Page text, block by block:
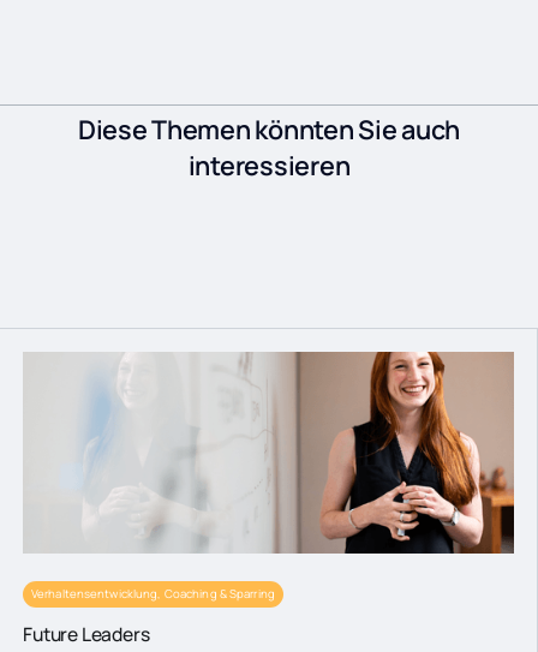
Diese Themen könnten Sie auch
interessieren
Verhaltensentwicklung, Coaching & Sparring
Future Leaders